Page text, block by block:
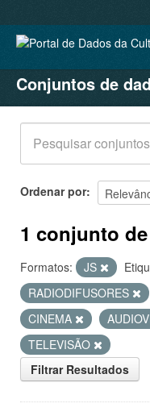
CONJUNTOS DE
ORGANIZAÇÕES
GRUPOS
SOBRE
Conjuntos de
Ordenar por
1 conjunto
Formatos: JS
RADIODIFUSORES
CINEMA
TELEVISÃO
Filtrar Resultados